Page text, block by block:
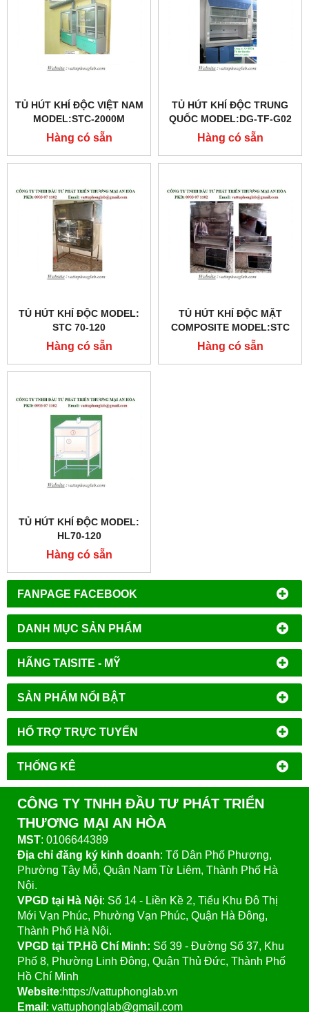
FANPAGE FACEBOOK
DANH MỤC SẢN PHẨM
HÃNG TAISITE - MỸ
SẢN PHẨM NỔI BẬT
HỔ TRỢ TRỰC TUYẾN
THỐNG KÊ
TỦ HÚT KHÍ ĐỘC VIỆT NAM
MODEL:STC-2000M
Hàng có sẵn
TỦ HÚT KHÍ ĐỘC TRUNG
QUỐC MODEL:DG-TF-G02
Hàng có sẵn
TỦ HÚT KHÍ ĐỘC MODEL:
STC 70-120
Hàng có sẵn
TỦ HÚT KHÍ ĐỘC MẶT
COMPOSITE MODEL:STC
80-130
Hàng có sẵn
TỦ HÚT KHÍ ĐỘC MODEL:
HL70-120
Hàng có sẵn
CÔNG TY TNHH ĐẦU TƯ PHÁT TRIỂN
THƯƠNG MẠI AN HÒA
MST: 0106644389
Địa chỉ đăng ký kinh doanh: Tổ Dân Phố Phượng,
Phường Tây Mỗ, Quận Nam Từ Liêm, Thành Phố Hà
Nội.
VPGD tại Hà Nội: Số 14 - Liền Kề 2, Tiểu Khu Đô Thị
Mới Vạn Phúc, Phường Vạn Phúc, Quận Hà Đông,
Thành Phố Hà Nội.
VPGD tại TP.Hồ Chí Minh: Số 39 - Đường Số 37, Khu
Phố 8, Phường Linh Đông, Quận Thủ Đức, Thành Phố
Hồ Chí Minh
Website:https://vattuphonglab.vn
Email : vattuphonglab@gmail.com